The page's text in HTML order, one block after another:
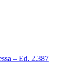
– Ed. 2.387